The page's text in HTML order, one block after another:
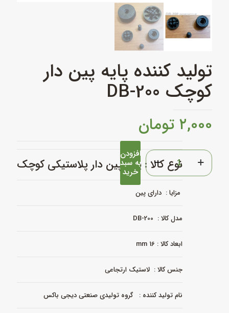
تولید کننده پایه پین دار
کوچک DB-200
۲,۰۰۰ تومان
نوع کالا : پایهپین دار پلاستیکی کوچک
مزایا : دارای پین
مدل کالا : DB-200
ابعاد کالا : 16 mm
جنس کالا : لاستیک ارتجاعی
نام تولید کننده : گروه تولیدی صنعتی دیجی باکس
تولید
کننده
پایه
افزودن
به سبد
خرید